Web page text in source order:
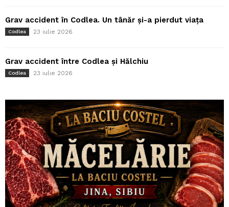
Grav accident în Codlea. Un tânăr și-a pierdut viața
Codlea 23 iulie 2026
Grav accident între Codlea și Hălchiu
Codlea 23 iulie 2026